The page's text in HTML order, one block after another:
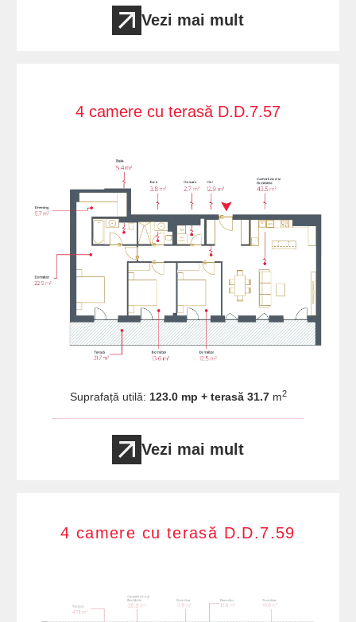
Vezi mai mult
4 camere cu terasă D.D.7.57
Suprafață utilă: 123.0 mp + terasă 31.7m2
Vezi mai mult
4 camere cu terasă D.D.7.59